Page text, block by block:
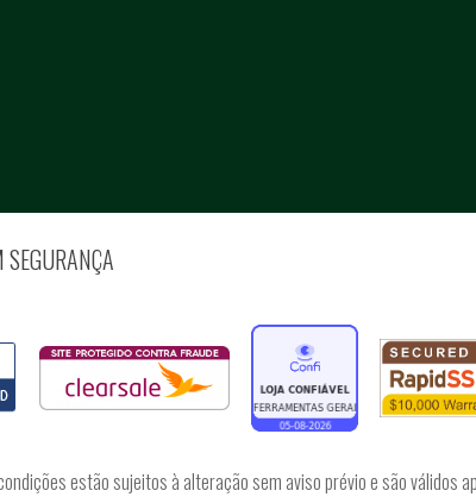
estão sujeitos à alteração sem aviso prévio e são válidos